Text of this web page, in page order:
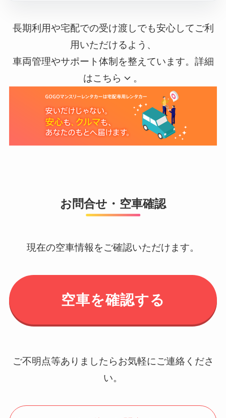
長期利用や宅配での受け渡しでも安心してご利
用いただけるよう、
車両管理やサポート体制を整えています。詳細
はこちら
。
お問合せ・空車確認
現在の空車情報をご確認いただけます。
空車を確認する
ご不明点等ありましたらお気軽にご連絡くださ
い。